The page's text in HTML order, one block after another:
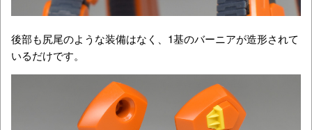
後部も尻尾のような装備はなく、1基のバーニアが造形されて
いるだけです。